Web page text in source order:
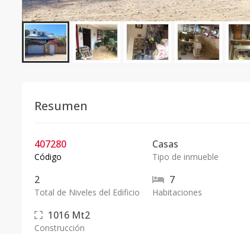
Resumen
407280
Código
Casas
Tipo de inmueble
2
Total de Niveles del Edificio
7
Habitaciones
1016 Mt2
Construcción